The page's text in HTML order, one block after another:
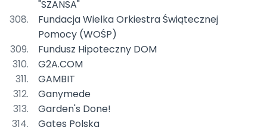
"SZANSA"
Fundacja Wielka Orkiestra Świątecznej
Pomocy (WOŚP)
Fundusz Hipoteczny DOM
G2A.COM
GAMBIT
Ganymede
Garden's Done!
Gates Polska